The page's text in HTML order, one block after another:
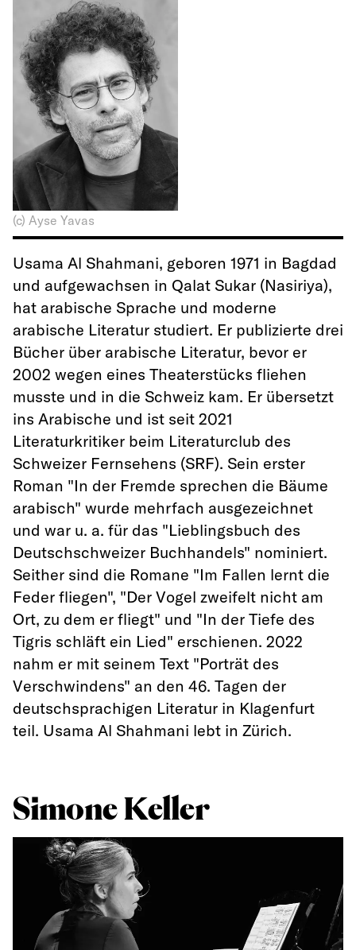
(c) Ayse Yavas
Usama Al Shahmani, geboren 1971 in Bagdad
und aufgewachsen in Qalat Sukar (Nasiriya),
hat arabische Sprache und moderne
arabische Literatur studiert. Er publizierte drei
Bücher über arabische Literatur, bevor er
2002 wegen eines Theaterstücks fliehen
musste und in die Schweiz kam. Er übersetzt
ins Arabische und ist seit 2021
Literaturkritiker beim Literaturclub des
Schweizer Fernsehens (SRF). Sein erster
Roman "In der Fremde sprechen die Bäume
arabisch" wurde mehrfach ausgezeichnet
und war u. a. für das "Lieblingsbuch des
Deutschschweizer Buchhandels" nominiert.
Seither sind die Romane "Im Fallen lernt die
Feder fliegen", "Der Vogel zweifelt nicht am
Ort, zu dem er fliegt" und "In der Tiefe des
Tigris schläft ein Lied" erschienen. 2022
nahm er mit seinem Text "Porträt des
Verschwindens" an den 46. Tagen der
deutschsprachigen Literatur in Klagenfurt
teil. Usama Al Shahmani lebt in Zürich.
Simone Keller